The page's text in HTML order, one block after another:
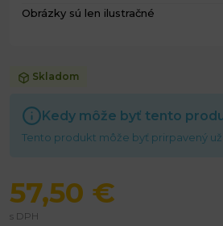
Obrázky sú len ilustračné
Skladom
Kedy môže byť tento
Tento produkt môže byť prirpavený už
57,50 €
s DPH